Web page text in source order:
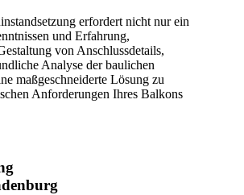
erfordert nicht nur ein
und Erfahrung,
von Anschlussdetails,
Analyse der baulichen
maßgeschneiderte Lösung zu
Anforderungen Ihres Balkons